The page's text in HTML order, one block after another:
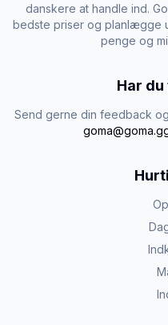
danskere at handle ind.
bedste priser og planlægge
penge og
Har
Send gerne din feedback